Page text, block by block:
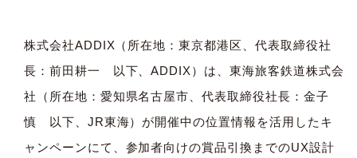
株式会社ADDIX（所在地：東京都港区、代表取締役社
長：前田耕一 以下、ADDIX）は、東海旅客鉄道株式会
社（所在地：愛知県名古屋市、代表取締役社長：金子
慎 以下、JR東海）が開催中の位置情報を活用したキ
ャンペーンにて、参加者向けの賞品引換までのUX設計